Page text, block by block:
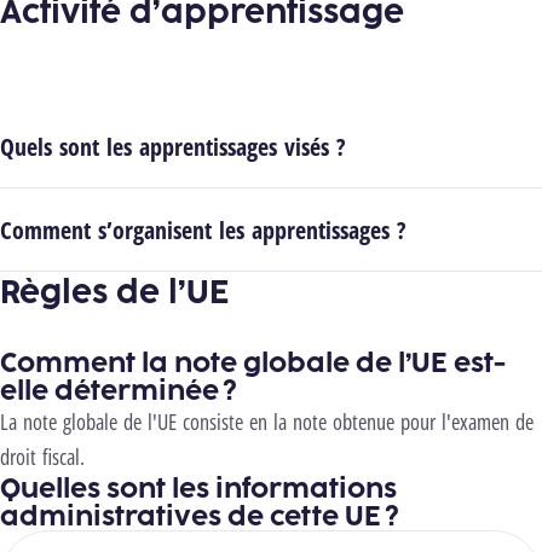
Activité d’apprentissage
Quels sont les apprentissages visés ?
Comment s’organisent les apprentissages ?
Règles de l’UE
Comment la note globale de l’UE est-
elle déterminée ?
La note globale de l'UE consiste en la note obtenue pour l'examen de
droit fiscal.
Quelles sont les informations
administratives de cette UE ?